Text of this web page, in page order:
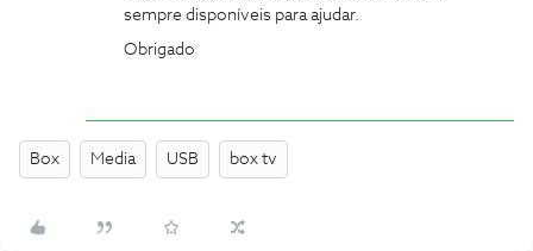
sempre disponíveis para ajudar.
Obrigado
Box Media USB box tv